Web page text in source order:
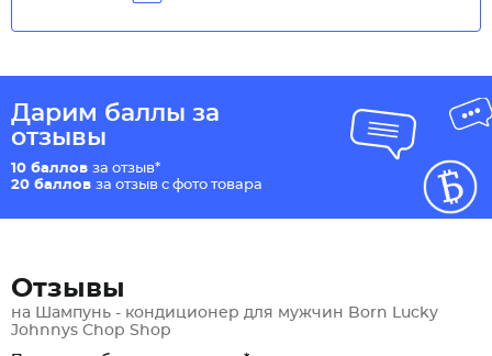
Дарим баллы за
отзывы
10 баллов за отзыв*
20 баллов за отзыв с фото товара
Отзывы
на Шампунь - кондиционер для мужчин Born Lucky
Johnnys Chop Shop